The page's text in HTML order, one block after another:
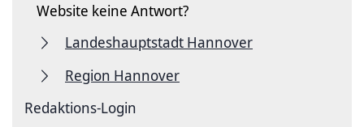
Website keine Antwort?
Landeshauptstadt Hannover
Region Hannover
Redaktions-Login